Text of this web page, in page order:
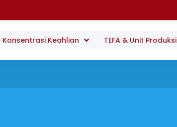
Konsentrasi Keahlian TEFA & Unit Produksi